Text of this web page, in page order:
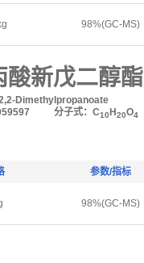
98%(GC-MS)
酸新戊二醇酯
Dimethylpropanoate
分子式：C10 H 20O4
参数/指标
98%(GC-MS)